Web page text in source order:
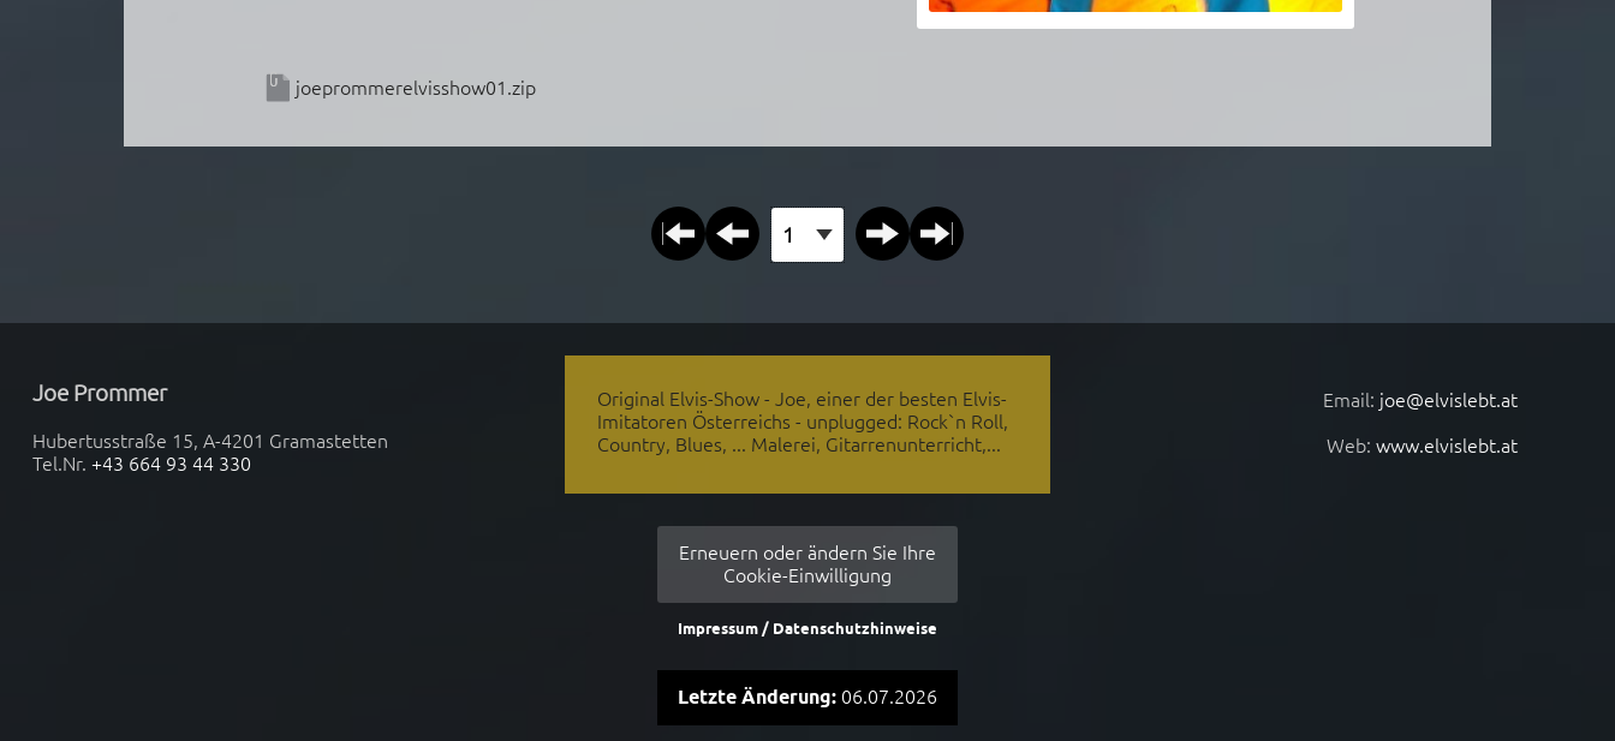
joeprommerelvisshow01.zip
Seite auswählen
Joe Prommer
Hubertusstraße 15, A-4201 Gramastetten
Tel.Nr. +43 664 93 44 330
Original Elvis-Show - Joe, einer der besten Elvis-
Imitatoren Österreichs - unplugged: Rock`n Roll,
Country, Blues, ... Malerei, Gitarrenunterricht,...
Email: joe@elvislebt.at
Web:www.elvislebt.at
Erneuern oder ändern Sie Ihre
Cookie-Einwilligung
Impressum / Datenschutzhinweise
Letzte Änderung: 06.07.2026